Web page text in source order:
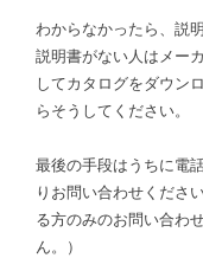
わからなかったら、説
説明書がない人はメー
してカタログをダウン
らそうしてください。
最後の手段はうちに電
りお問い合わせくださ
る方のみのお問い合わ
ん。）